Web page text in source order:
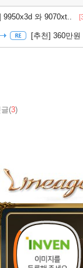
9950x3d 와 9070xt..
[추천] 360만원
(3)